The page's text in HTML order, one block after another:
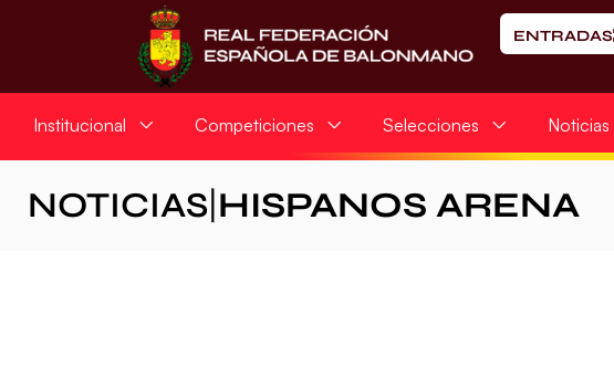
ENTRADAS
Institucional Competiciones Selecciones Noticias
NOTICIAS HISPANOS ARENA